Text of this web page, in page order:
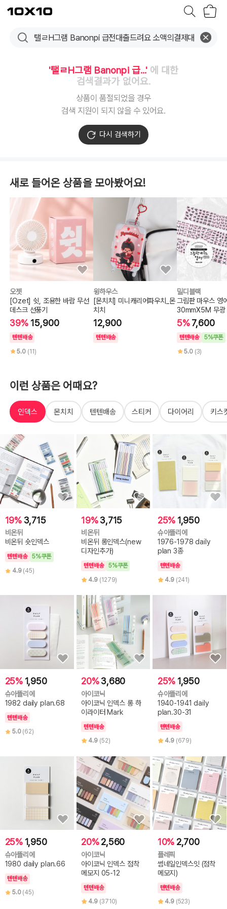
텐
바
'탤ㄹH그램 Banonpi 급...'에 대한
검색결과가 없어요.
상품이 품절되었을 경우
검색 지원이 되지 않을 수 있어요.
다시 검색하기
새로 들어온 상품을 모아봤어요!
오젯
[Ozet] 쉿, 조용한 바람 무선
데스크 선풍기
39% 15,900
텐텐배송
5.0 (11)
윙하우스
[몬치치] 미니캐리어파우치_몬
치치
12,900
텐텐배송
밀디블랙
그림판 마우스 영
30mmX5M 무광
프
5%7,600
텐텐배송
5%쿠폰
5.0 (3)
이런 상품은 어때요?
인덱스 몬치치 텐텐배송 스티커 다이어리 키스
19% 3,715
비온뒤
비온뒤 숏인덱스
텐텐배송
5%쿠폰
4.9 (45)
19% 3,715
비온뒤
비온뒤 롱인덱스(new
디자인추가)
텐텐배송
5%쿠폰
4.9 (1279)
25% 1,950
슈아뜰리에
1976-1978 daily
plan 3종
텐텐배송
4.9 (241)
25% 1,950
슈아뜰리에
1982 daily plan.68
텐텐배송
5.0 (62)
20% 3,680
아이코닉
아이코닉 인덱스 롱 하
이라이터 Mark
텐텐배송
4.9 (52)
25% 1,950
슈아뜰리에
1940-1941 daily
plan.30-31
텐텐배송
4.9 (679)
25% 1,950
슈아뜰리에
1980 daily plan.66
텐텐배송
5.0 (45)
20% 2,560
아이코닉
아이코닉 인덱스 점착
메모지 05-12
텐텐배송
4.9 (3710)
10% 2,700
플레픽
썸네일인덱스잇 (점착
메모지)
텐텐배송
4.9 (523)